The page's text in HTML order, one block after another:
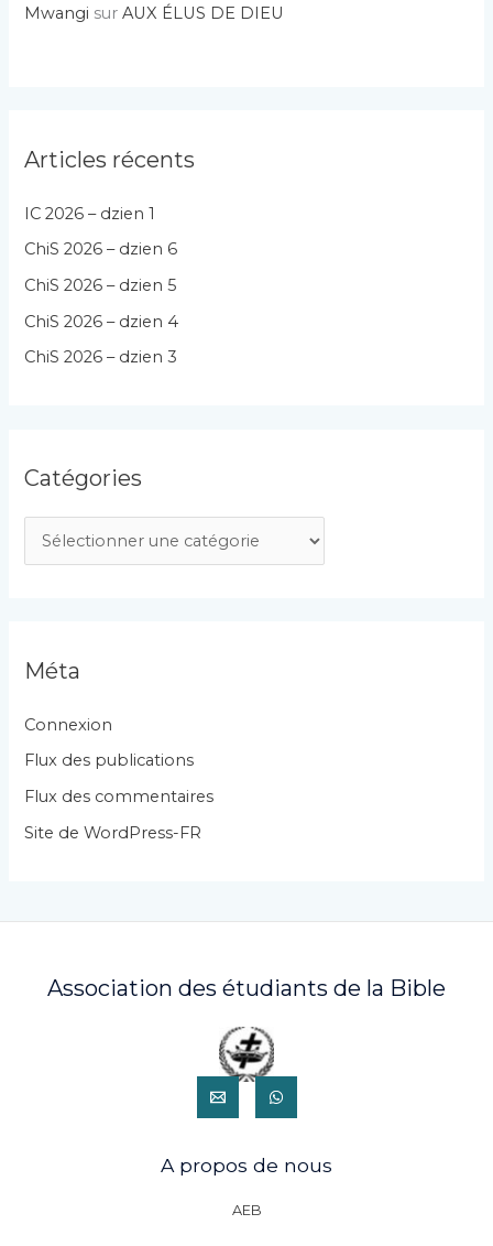
Mwangi surAUX ÉLUS DE DIEU
Articles récents
IC 2026 – dzien 1
ChiS 2026 – dzien 6
ChiS 2026 – dzien 5
ChiS 2026 – dzien 4
ChiS 2026 – dzien 3
Catégories
a
g
r
i
e
Méta
Connexion
Flux des publications
Flux des commentaires
Site de WordPress-FR
Association des étudiants de la Bible
A propos de nous
AEB